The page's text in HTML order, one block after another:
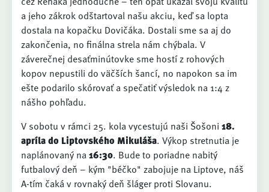
a jeho zákrok odštartoval našu akciu, keď sa lopta
dostala na kopačku Dovičáka. Dostali sme sa aj do
zakončenia, no finálna strela nám chýbala. V
záverečnej desaťminútovke sme hostí z rohových
kopov nepustili do väčších šancí, no napokon sa im
ešte podarilo skórovať a spečatiť výsledok na 1:4 z
nášho pohľadu.
V sobotu v rámci 25. kola vycestujú naši Šošoni 18.
apríla do Liptovského Mikuláša. Výkop stretnutia je
naplánovaný na16:30. Bude to poriadne nabitý
futbalový deň – kým "béčko" zabojuje na Liptove, náš
A-tím čaká v rovnaký deň šláger proti Slovanu.